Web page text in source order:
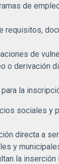
de
requisitos,
de
o derivación
la
sociales y
directa a
y
la